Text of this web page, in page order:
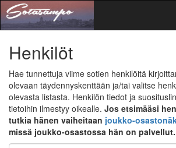
Henkilöt
Hae tunnettuja viime sotien henkilöitä
olevaan täydennyskenttään ja/tai valitse
olevasta listasta. Henkilön tiedot ja
tietoihin ilmestyy oikealle. Jos etsimääsi
tutkia hänen vaiheitaan joukko-
missä joukko-osastossa hän on palvellut.